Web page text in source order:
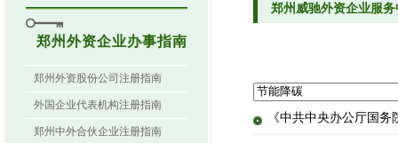
郑州外资企业办事指南
郑州外资股份公司注册指南
外国企业代表机构注册指南
郑州中外合伙企业注册指南
郑州威驰外资企业服
《中共中央办公厅国